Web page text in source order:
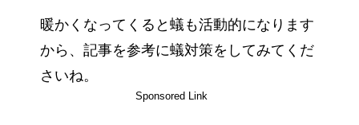
暖かくなってくると蟻も活動的になります
から、記事を参考に蟻対策をしてみてくだ
さいね。
Sponsored Link